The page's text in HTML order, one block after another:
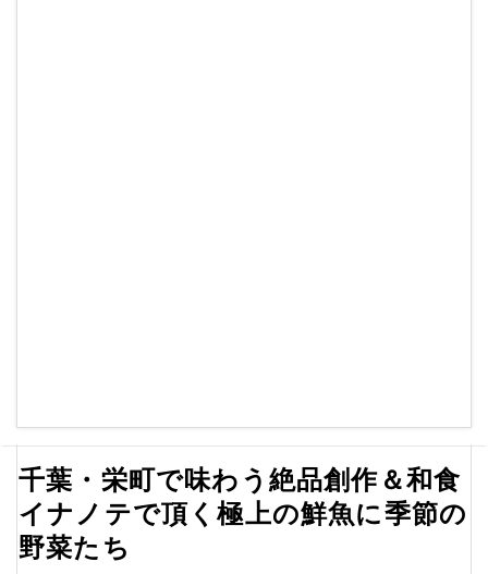
千葉・栄町で味わう絶品創作＆和食
イナノテで頂く極上の鮮魚に季節の
野菜たち